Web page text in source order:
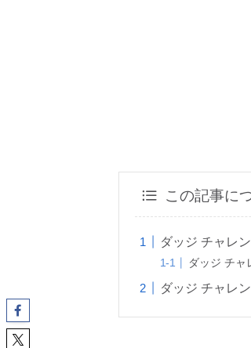
この記事に
ダッジ チャレ
ダッジ チャ
ダッジ チャレ